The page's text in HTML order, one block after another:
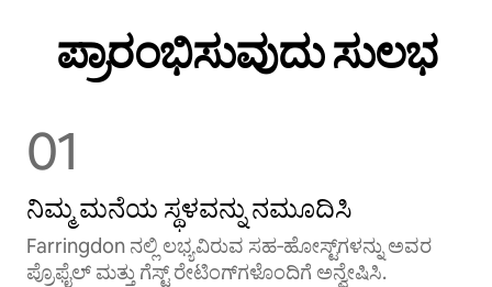
ಪ್ರಾರಂಭಿಸುವುದು ಸುಲಭ
01
ನಿಮ್ಮ ಮನೆಯ ಸ್ಥಳವನ್ನು ನಮೂದಿಸಿ
Farringdon ನಲ್ಲಿ ಲಭ್ಯವಿರುವ ಸಹ‑ಹೋಸ್ಟ್‌ಗಳನ್ನು ಅವರ
ಪ್ರೊಫೈಲ್ ಮತ್ತು ಗೆಸ್ಟ್ ರೇಟಿಂಗ್‌ಗಳೊಂದಿಗೆ ಅನ್ವೇಷಿಸಿ.